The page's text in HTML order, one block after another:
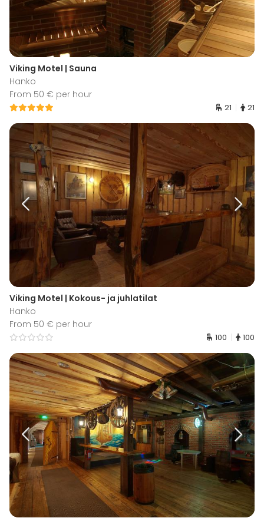
Viking Motel | Sauna
Hanko
From 50 € per hour
21 21
Viking Motel | Kokous- ja juhlatilat
Hanko
From 50 € per hour
100 100